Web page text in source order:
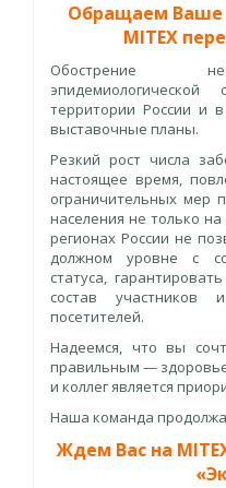
Обращаем Ваше
MITEX
Обострение
территории России и
выставочные планы.
Резкий рост числа
настоящее время,
ограничительных мер
населения не только
регионах России не
должном уровне с
статуса,
состав участников
посетителей.
Надеемся, что вы
правильным —
и коллег является
Наша команда
Ждем Вас на